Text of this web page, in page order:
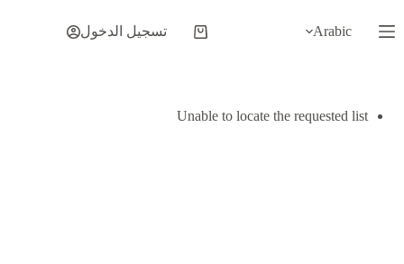
إلى
المحتوى
Arabic
عربة
تسجيل الدخول
Unable to locate the requested list